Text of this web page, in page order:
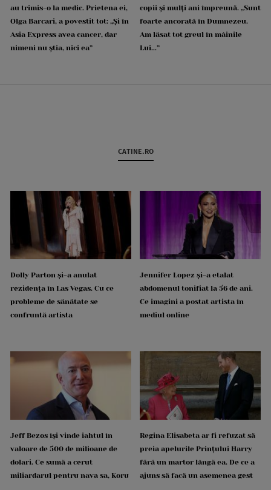
au trimis-o la medic. Prietena ei,
Olga Barcari, a povestit tot: „Și în
Asia Express avea cancer, dar
nimeni nu știa, nici ea”
copii și mulți ani împreună. „Sunt
foarte ancorată în Dumnezeu.
Am lăsat tot greul în mâinile
Lui...”
CATINE.RO
Dolly Parton și-a anulat
rezidența în Las Vegas. Cu ce
probleme de sănătate se
confruntă artista
Jennifer Lopez și-a etalat
abdomenul tonifiat la 56 de ani.
Ce imagini a postat artista în
mediul online
Jeff Bezos își vinde iahtul în
valoare de 500 de milioane de
dolari. Ce sumă a cerut
miliardarul pentru nava sa, Koru
Regina Elisabeta ar fi refuzat să
preia apelurile Prințului Harry
fără un martor lângă ea. De ce a
ajuns să facă un asemenea gest